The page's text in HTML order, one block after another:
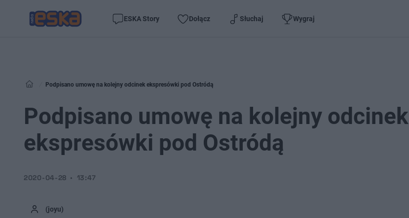
ESKA Story Dołącz Słuchaj Wygraj
Podpisano umowę na kolejny odcinek ekspresówki pod Ostródą
Podpisano umowę na kolejny odcinek
ekspresówki pod Ostródą
(joyu)
2020-04-28 13:47